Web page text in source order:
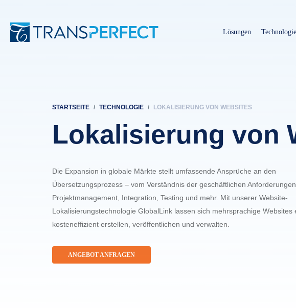
Lösungen Technologie
Pfadnavigation
STARTSEITE TECHNOLOGIE LOKALISIERUNG VON WEBSITES
Lokalisierung von
Die Expansion in globale Märkte stellt umfassende Ansprüche an den
Übersetzungsprozess – vom Verständnis der geschäftlichen
Projektmanagement, Integration, Testing und mehr. Mit unserer Website-
Lokalisierungstechnologie GlobalLink lassen sich mehrsprachige Websites
kosteneffizient erstellen, veröffentlichen und verwalten.
ANGEBOT ANFRAGEN